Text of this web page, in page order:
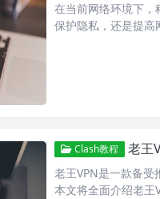
在当前网络环境下，
保护隐私，还是提
Clash教程 老王
老王VPN是一款备受
本文将全面介绍老